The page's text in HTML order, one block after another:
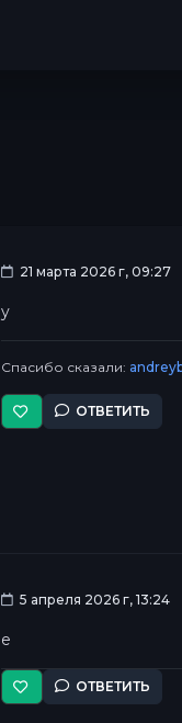
21 марта 2026 г, 09:27
y
Спасибо сказали:
ОТВЕТИТЬ
5 апреля 2026 г, 13:24
e
ОТВЕТИТЬ